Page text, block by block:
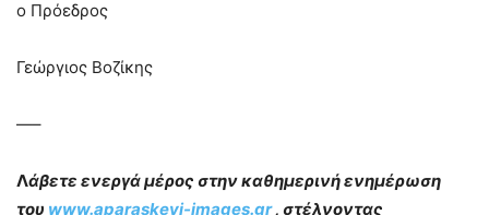
ο Πρόεδρος
Γεώργιος Βοζίκης
—–
Λάβετε ενεργά μέρος στην καθημερινή ενημέρωση
του www.aparaskevi-images.gr, στέλνοντας